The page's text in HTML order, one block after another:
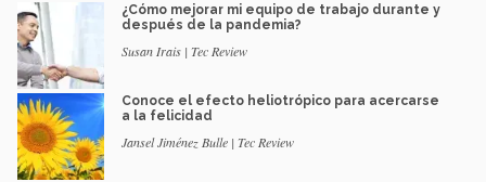
¿Cómo mejorar mi equipo de trabajo durante y
después de la pandemia?
Susan Irais | Tec Review
Conoce el efecto heliotrópico para acercarse
a la felicidad
Jansel Jiménez Bulle | Tec Review